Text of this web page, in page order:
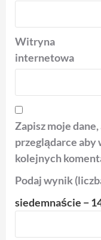
Witryna
internetowa
Zapisz moje
przeglądarce aby
kolejnych
Podaj wynik
siedemnaście −